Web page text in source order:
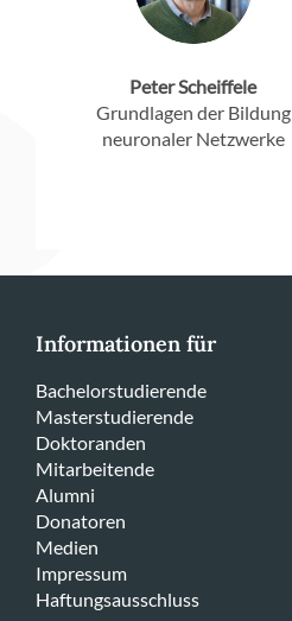
Peter Scheiffele
Grundlagen der Bildung
neuronaler Netzwerke
Informationen für
Bachelorstudierende
Masterstudierende
Doktoranden
Mitarbeitende
Alumni
Donatoren
Medien
Impressum
Haftungsausschluss